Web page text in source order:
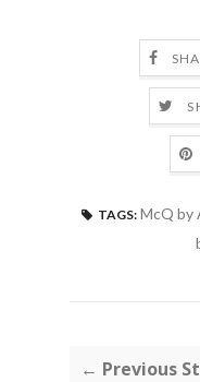
TAGS: McQ by
← Previous